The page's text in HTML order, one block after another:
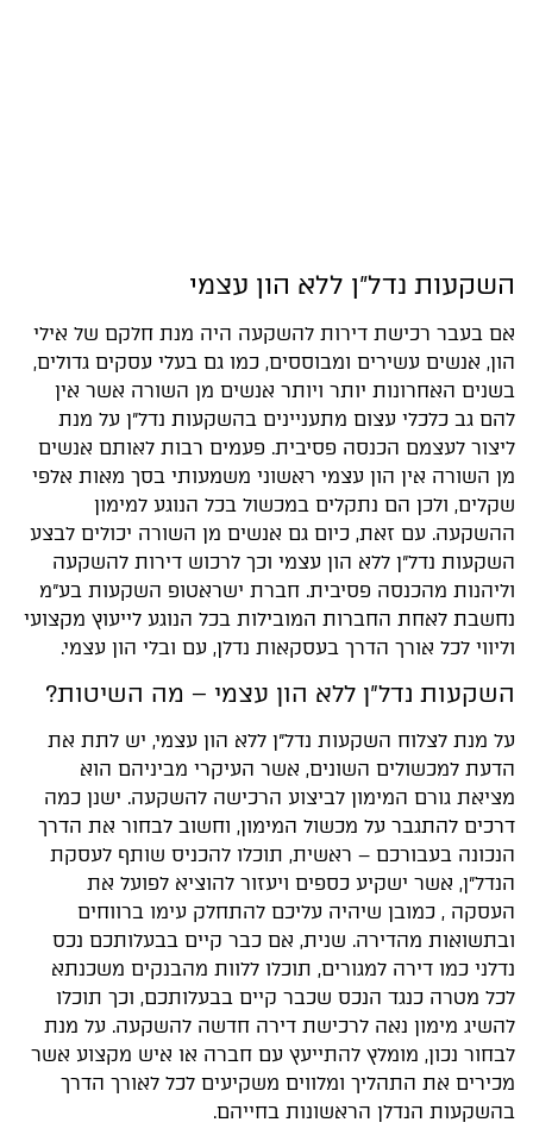
השקעות נדל״ן ללא הון עצמי
אם בעבר רכישת דירות להשקעה היה מנת חלקם של אילי
הון, אנשים עשירים ומבוססים, כמו גם בעלי עסקים גדולים,
בשנים האחרונות יותר ויותר אנשים מן השורה אשר אין
להם גב כלכלי עצום מתעניינים בהשקעות נדל״ן על מנת
ליצור לעצמם הכנסה פסיבית. פעמים רבות לאותם אנשים
מן השורה אין הון עצמי ראשוני משמעותי בסך מאות אלפי
שקלים, ולכן הם נתקלים במכשול בכל הנוגע למימון
ההשקעה. עם זאת, כיום גם אנשים מן השורה יכולים לבצע
השקעות נדל"ן ללא הון עצמי וכך לרכוש דירות להשקעה
וליהנות מהכנסה פסיבית. חברת ישראטופ השקעות בע"מ
נחשבת לאחת החברות המובילות בכל הנוגע לייעוץ מקצועי
וליווי לכל אורך הדרך בעסקאות נדלן, עם ובלי הון עצמי.
השקעות נדל"ן ללא הון עצמי – מה השיטות?
על מנת לצלוח השקעות נדל"ן ללא הון עצמי, יש לתת את
הדעת למכשולים השונים, אשר העיקרי מביניהם הוא
מציאת גורם המימון לביצוע הרכישה להשקעה. ישנן כמה
דרכים להתגבר על מכשול המימון, וחשוב לבחור את הדרך
הנכונה בעבורכם – ראשית, תוכלו להכניס שותף לעסקת
הנדל״ן, אשר ישקיע כספים ויעזור להוציא לפועל את
העסקה , כמובן שיהיה עליכם להתחלק עימו ברווחים
ובתשואות מהדירה. שנית, אם כבר קיים בבעלותכם נכס
נדלני כמו דירה למגורים, תוכלו ללוות מהבנקים משכנתא
לכל מטרה כנגד הנכס שכבר קיים בבעלותכם, וכך תוכלו
להשיג מימון נאה לרכישת דירה חדשה להשקעה. על מנת
לבחור נכון, מומלץ להתייעץ עם חברה או איש מקצוע אשר
מכירים את התהליך ומלווים משקיעים לכל לאורך הדרך
בהשקעות הנדלן הראשונות בחייהם.